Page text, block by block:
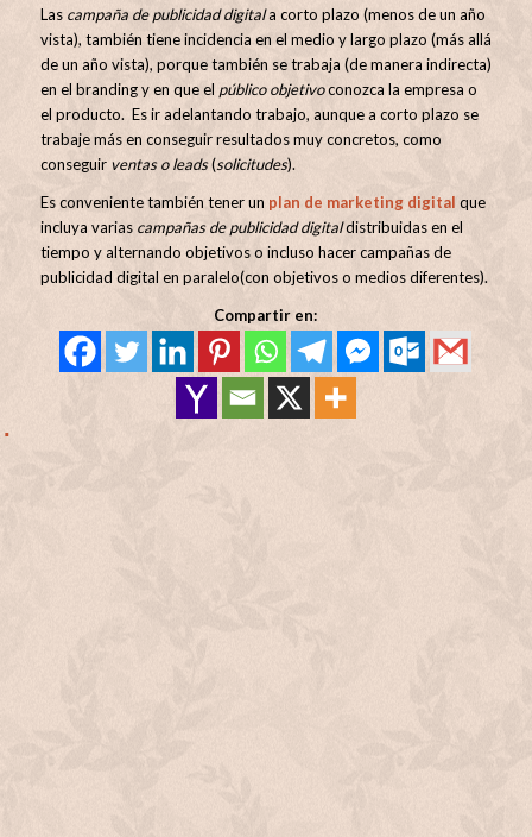
Las campaña de publicidad digitala corto plazo (menos de un año
vista), también tiene incidencia en el medio y largo plazo (más allá
de un año vista), porque también se trabaja (de manera indirecta)
en el branding y en que el público objetivoconozca la empresa o
el producto. Es ir adelantando trabajo, aunque a corto plazo se
trabaje más en conseguir resultados muy concretos, como
conseguir ventas o leads(solicitudes).
Es conveniente también tener un plan de marketing digital que
incluya varias campañas de publicidad digitaldistribuidas en el
tiempo y alternando objetivos o incluso hacer campañas de
publicidad digital en paralelo(con objetivos o medios diferentes).
Compartir en: